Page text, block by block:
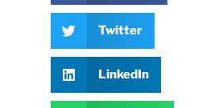
Twitter
LinkedIn